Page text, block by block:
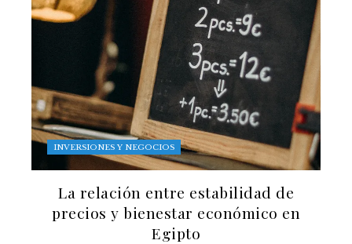
INVERSIONES Y NEGOCIOS
La relación entre estabilidad de
precios y bienestar económico en
Egipto